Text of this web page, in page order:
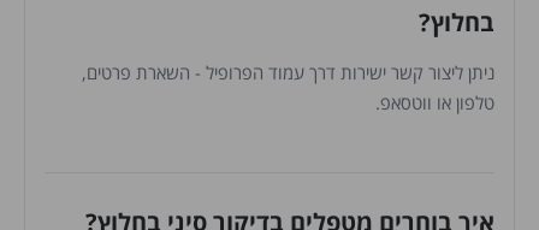
בחלוץ?
ניתן ליצור קשר ישירות דרך עמוד הפרופיל - השארת פרטים,
טלפון או ווטסאפ.
איך בוחרים מטפלים בדיקור סיני בחלוץ?